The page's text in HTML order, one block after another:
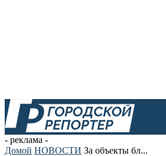
- реклама -
Домой НОВОСТИ За объекты бл...